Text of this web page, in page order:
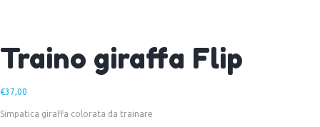
Traino giraffa Flip
€37,00
Simpatica giraffa colorata da trainare